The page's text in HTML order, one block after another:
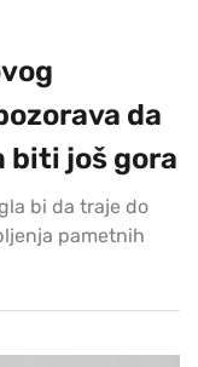
da
biti još gora
bi da traje do
pametnih